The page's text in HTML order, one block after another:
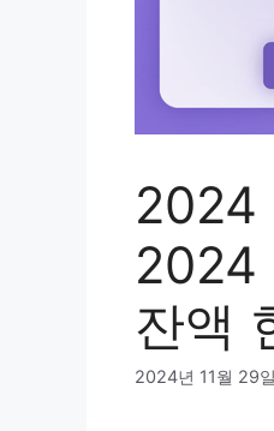
2024
2024
잔액
2024년 11월 29일